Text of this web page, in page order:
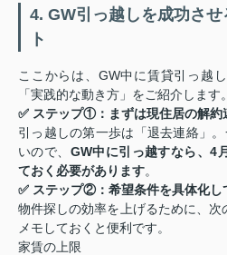
4. GW引っ越しを成功さ
ト
ここからは、GW中に賃貸引っ越
「実践的な動き方」をご紹介します。
✅ ステップ①：まずは現住居の解約
引っ越しの第一歩は「退去連絡」
いので、 GW中に引っ越すなら、4
ておく必要があります。
✅ ステップ②：希望条件を具体化し
物件探しの効率を上げるために、次
メモしておくと便利です。
家賃の上限